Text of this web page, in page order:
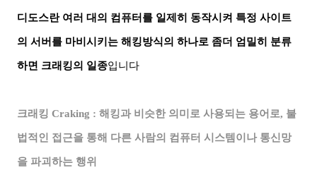
디도스란 여러 대의 컴퓨터를 일제히 동작시켜 특정 사이트
의 서버를 마비시키는 해킹방식의 하나로 좀더 엄밀히 분류
하면 크래킹의 일종입니다
크래킹 Craking : 해킹과 비슷한 의미로 사용되는 용어로, 불
법적인 접근을 통해 다른 사람의 컴퓨터 시스템이나 통신망
을 파괴하는 행위